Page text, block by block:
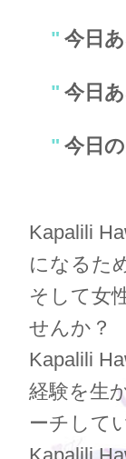
" 今日
" 今日
" 今日
Kapalili
になるた
そして女
せんか？
Kapalili
経験を生
ーチして